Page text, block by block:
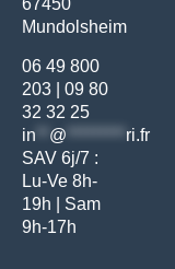
67450
Mundolsheim
06 49 800
203
09 80
32 32 25
in
@ ********* ri.fr
SAV 6j/7 :
Lu-Ve 8h-
19h | Sam
9h-17h